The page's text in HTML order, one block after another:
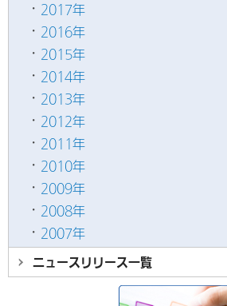
2017年
2016年
2015年
2014年
2013年
2012年
2011年
2010年
2009年
2008年
2007年
ニュースリリース一覧